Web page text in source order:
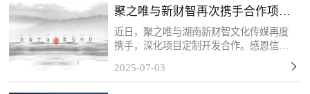
码，消费者扫码后可...
聚之唯与新财智再次携手合作项目
定制开发
近日，聚之唯与湖南新财智文化传媒再度
携手，深化项目定制开发合作。感恩信任
筑长期共赢！关于新财智湖南新财智文化
2025-07-03